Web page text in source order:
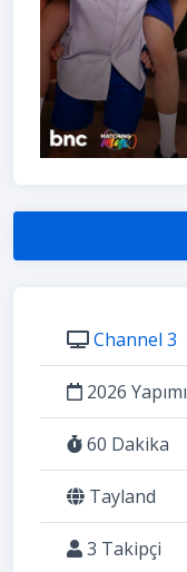
Channel 3
2026 Yapımı
60 Dakika
Tayland
3 Takipçi